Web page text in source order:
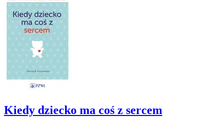
Kiedy dziecko ma coś z sercem